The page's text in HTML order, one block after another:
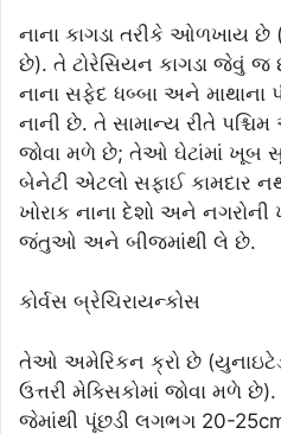
નાના કાગડા તરીકે ઓળખાય છે
છે). તે ટોરેસિયન કાગડા જેવું જ
નાના સફેદ ધબ્બા અને માથાના
નાની છે. તે સામાન્ય રીતે
જોવા મળે છે; તેઓ ઘેટાંમાં ખૂબ
બેનેટી એટલો સફાઈ કામદાર
ખોરાક નાના દેશો અને નગરોની
જંતુઓ અને બીજમાંથી લે છે.
કોર્વસ બ્રેચિરાયન્કોસ
તેઓ અમેરિકન ક્રો છે
ઉત્તરી મેક્સિકોમાં જોવા મળે
જેમાંથી પૂંછડી લગભગ 20-